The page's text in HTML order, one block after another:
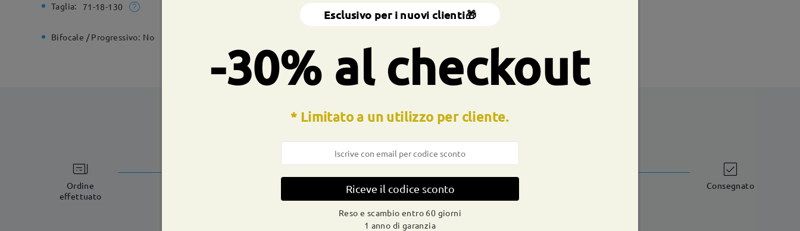
Taglia: 71-18-130 137 mm (Grande) Dimensione diagonale della lente:
Bifocale / Progressivo: No
CONSEGNA
Ordine
effettuato
tempi di spedizione
dettagli Spedito 9-21 giorni lavorativi Consegnato
Esclusivo per i nuovi clienti🎁
-30% al checkout
* Limitato a un utilizzo per cliente.
Riceve il codice sconto
Reso e scambio entro 60 giorni
1 anno di garanzia